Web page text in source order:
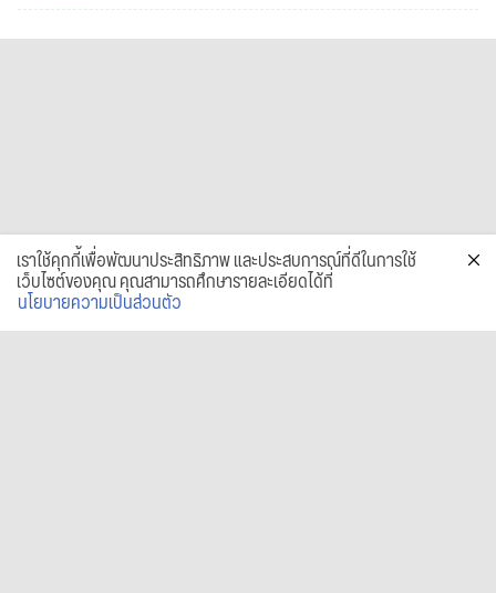
เราใช้คุกกี้เพื่อพัฒนาประสิทธิภาพ และประสบการณ์ที่ดีในการใช้
เว็บไซต์ของคุณ คุณสามารถศึกษารายละเอียดได้ที่
นโยบายความเป็นส่วนตัว